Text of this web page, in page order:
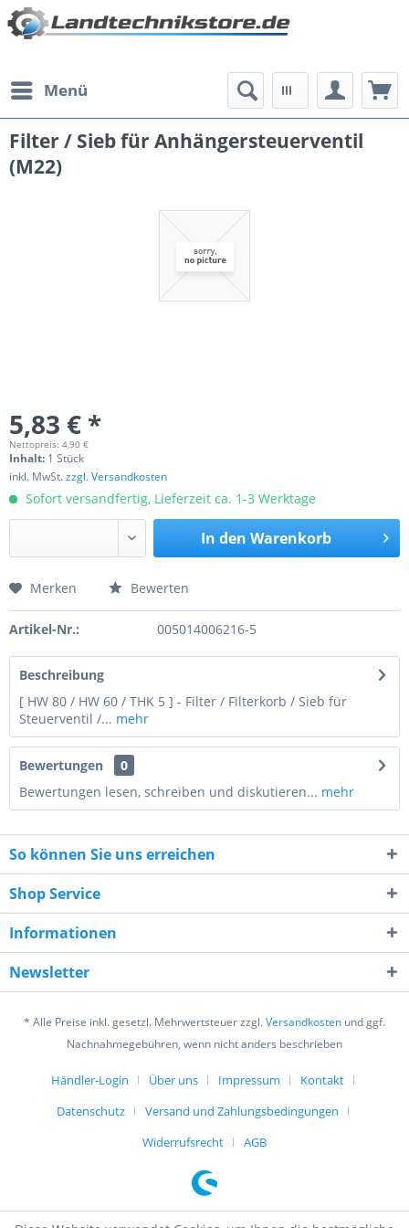
Menü
Filter / Sieb für Anhängersteuerventil
(M22)
5,83 € *
Nettopreis: 4,90 €
Inhalt: 1 Stück
inkl. MwSt.zzgl. Versandkosten
Sofort versandfertig, Lieferzeit ca. 1-3 Werktage
In den Warenkorb
Preis anfragen
5 - 3 = ?
Ich habe dieDatenschutzerklärunggelesen,
verstanden und stimme zu. *
Merken Bewerten
Artikel-Nr.: 005014006216-5
Beschreibung
[ HW 80 / HW 60 / THK 5 ] - Filter / Filterkorb / Sieb für
Steuerventil /... mehr
Bewertungen
0
Bewertungen lesen, schreiben und diskutieren... mehr
So können Sie uns erreichen
Shop Service
Informationen
Newsletter
* Alle Preise inkl. gesetzl. Mehrwertsteuer zzgl.Versandkosten und ggf.
Nachnahmegebühren, wenn nicht anders beschrieben
Händler-Login Über uns Impressum
Kontakt
Datenschutz
Versand und Zahlungsbedingungen
Widerrufsrecht
AGB